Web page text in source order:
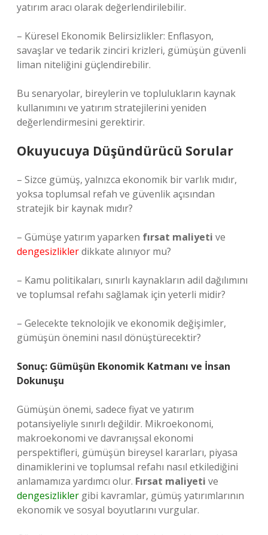
yatırım aracı olarak değerlendirilebilir.
– Küresel Ekonomik Belirsizlikler: Enflasyon,
savaşlar ve tedarik zinciri krizleri, gümüşün güvenli
liman niteliğini güçlendirebilir.
Bu senaryolar, bireylerin ve toplulukların kaynak
kullanımını ve yatırım stratejilerini yeniden
değerlendirmesini gerektirir.
Okuyucuya Düşündürücü Sorular
– Sizce gümüş, yalnızca ekonomik bir varlık mıdır,
yoksa toplumsal refah ve güvenlik açısından
stratejik bir kaynak mıdır?
– Gümüşe yatırım yaparken fırsat maliyeti ve
dengesizliklerdikkate alınıyor mu?
– Kamu politikaları, sınırlı kaynakların adil dağılımını
ve toplumsal refahı sağlamak için yeterli midir?
– Gelecekte teknolojik ve ekonomik değişimler,
gümüşün önemini nasıl dönüştürecektir?
Sonuç: Gümüşün Ekonomik Katmanı ve İnsan
Dokunuşu
Gümüşün önemi, sadece fiyat ve yatırım
potansiyeliyle sınırlı değildir. Mikroekonomi,
makroekonomi ve davranışsal ekonomi
perspektifleri, gümüşün bireysel kararları, piyasa
dinamiklerini ve toplumsal refahı nasıl etkilediğini
anlamamıza yardımcı olur. Fırsat maliyeti ve
dengesizlikler gibi kavramlar, gümüş yatırımlarının
ekonomik ve sosyal boyutlarını vurgular.